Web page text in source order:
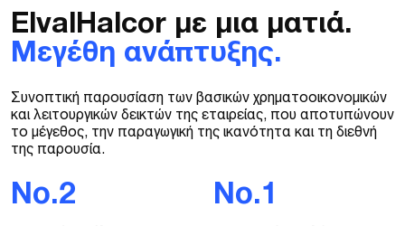
ElvalHalcor με μια ματιά.
Μεγέθη ανάπτυξης.
Συνοπτική παρουσίαση των βασικών χρηματοοικονομικών
και λειτουργικών δεικτών της εταιρείας, που αποτυπώνουν
το μέγεθος, την παραγωγική της ικανότητα και τη διεθνή
της παρουσία.
No.2 No.1